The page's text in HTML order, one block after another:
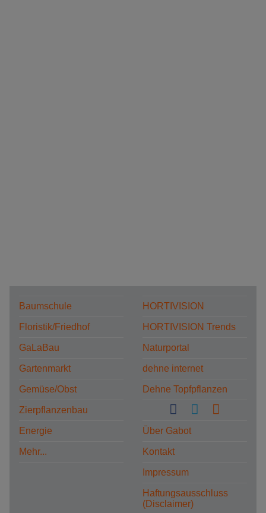
Baumschule
Floristik/Friedhof
GaLaBau
Gartenmarkt
Gemüse/Obst
Zierpflanzenbau
Energie
Mehr...
HORTIVISION
HORTIVISION Trends
Naturportal
dehne internet
Dehne Topfpflanzen
Über Gabot
Kontakt
Impressum
Haftungsausschluss
(Disclaimer)